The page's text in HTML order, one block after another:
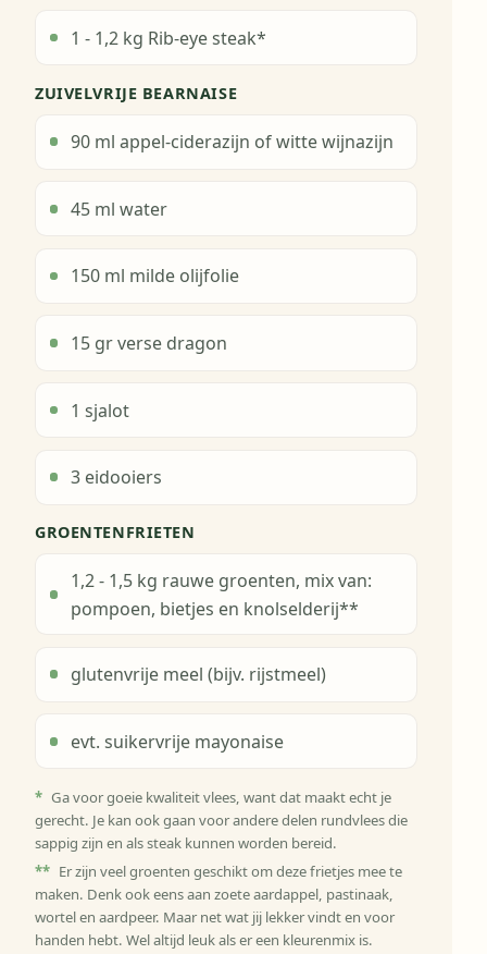
1 - 1,2 kg Rib-eye steak*
ZUIVELVRIJE BEARNAISE
90 ml appel-ciderazijn of witte wijnazijn
45 ml water
150 ml milde olijfolie
15 gr verse dragon
1 sjalot
3 eidooiers
GROENTENFRIETEN
1,2 - 1,5 kg rauwe groenten, mix van:
pompoen, bietjes en knolselderij**
glutenvrije meel (bijv. rijstmeel)
evt. suikervrije mayonaise
* Ga voor goeie kwaliteit vlees, want dat maakt echt je
gerecht. Je kan ook gaan voor andere delen rundvlees die
sappig zijn en als steak kunnen worden bereid.
** Er zijn veel groenten geschikt om deze frietjes mee te
maken. Denk ook eens aan zoete aardappel, pastinaak,
wortel en aardpeer. Maar net wat jij lekker vindt en voor
handen hebt. Wel altijd leuk als er een kleurenmix is.